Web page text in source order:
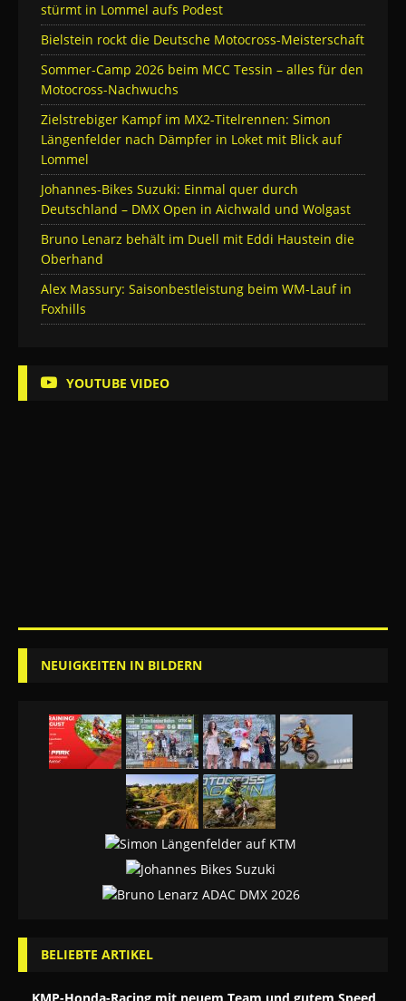
stürmt in Lommel aufs Podest
Bielstein rockt die Deutsche Motocross-Meisterschaft
Sommer-Camp 2026 beim MCC Tessin – alles für den
Motocross-Nachwuchs
Zielstrebiger Kampf im MX2-Titelrennen: Simon
Längenfelder nach Dämpfer in Loket mit Blick auf
Lommel
Johannes-Bikes Suzuki: Einmal quer durch
Deutschland – DMX Open in Aichwald und Wolgast
Bruno Lenarz behält im Duell mit Eddi Haustein die
Oberhand
Alex Massury: Saisonbestleistung beim WM-Lauf in
Foxhills
YOUTUBE VIDEO
NEUIGKEITEN IN BILDERN
BELIEBTE ARTIKEL